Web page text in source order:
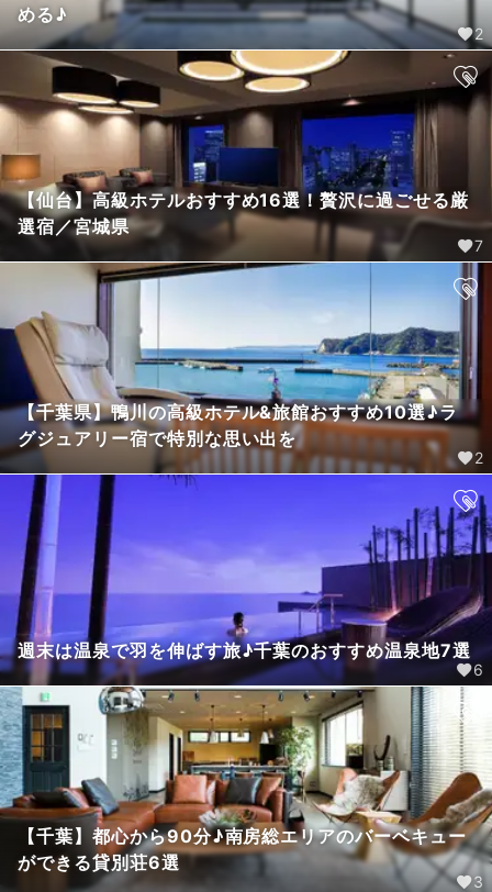
める♪
2
【仙台】高級ホテルおすすめ16選！贅沢に過ごせる厳
選宿／宮城県
7
【千葉県】鴨川の高級ホテル&旅館おすすめ10選♪ラ
グジュアリー宿で特別な思い出を
2
週末は温泉で羽を伸ばす旅♪千葉のおすすめ温泉地7選
6
【千葉】都心から90分♪南房総エリアのバーベキュー
ができる貸別荘6選
3